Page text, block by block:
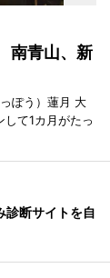
南青山、新
ぽう）蓮月 大
て1カ月がたっ
診断サイトを自